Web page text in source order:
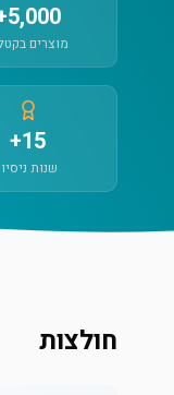
5,000+
מוצרים
15+
שנות
חולצות